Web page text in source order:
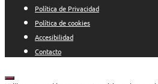
Política de Privacidad
Política de cookies
Accesibilidad
Contacto